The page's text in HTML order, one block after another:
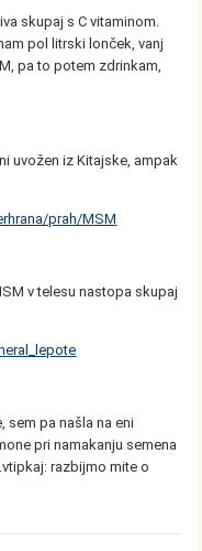
skupaj s C vitaminom.
pol litrski lonček, vanj
pa to potem zdrinkam,
uvožen iz Kitajske, ampak
prah/MSM
v telesu nastopa skupaj
sem pa našla na eni
pri namakanju semena
razbijmo mite o